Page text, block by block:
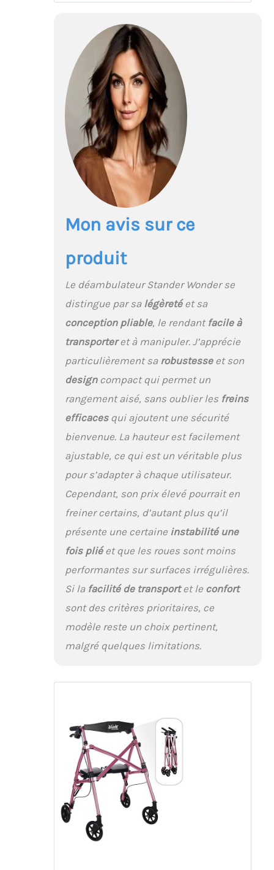
Mon avis sur ce
produit
Le déambulateur Stander Wonder se
distingue par sa légèretéet sa
conception pliable, le rendant facile à
transporteret à manipuler. J’apprécie
particulièrement sa robustesseet son
designcompact qui permet un
rangement aisé, sans oublier les freins
efficacesqui ajoutent une sécurité
bienvenue. La hauteur est facilement
ajustable, ce qui est un véritable plus
pour s’adapter à chaque utilisateur.
Cependant, son prix élevé pourrait en
freiner certains, d’autant plus qu’il
présente une certaine instabilité une
fois pliéet que les roues sont moins
performantes sur surfaces irrégulières.
Si la facilité de transportet le confort
sont des critères prioritaires, ce
modèle reste un choix pertinent,
malgré quelques limitations.